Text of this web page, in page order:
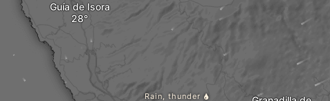
Guía de Isora
Rain, thunder